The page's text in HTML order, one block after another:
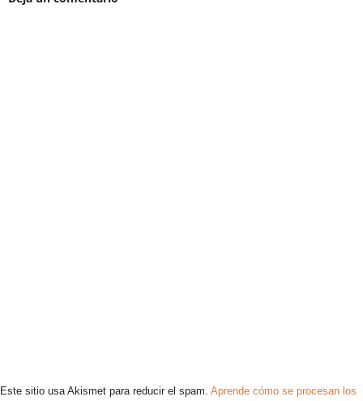
Este sitio usa Akismet para reducir el spam. Aprende cómo se procesan los